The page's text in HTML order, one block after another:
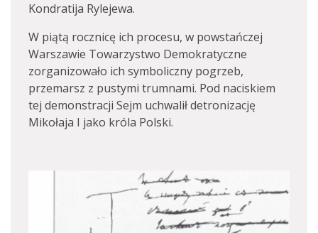
Kondratija Rylejewa.
W piątą rocznicę ich procesu, w powstańczej
Warszawie Towarzystwo Demokratyczne
zorganizowało ich symboliczny pogrzeb,
przemarsz z pustymi trumnami. Pod naciskiem
tej demonstracji Sejm uchwalił detronizację
Mikołaja I jako króla Polski.